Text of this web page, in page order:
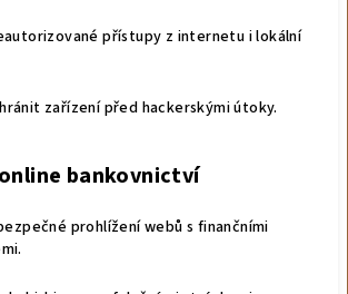
přístupy z internetu i lokální
zařízení před hackerskými útoky.
bankovnictví
prohlížení webů s finančními